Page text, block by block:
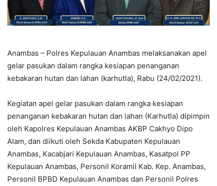
Anambas – Polres Kepulauan Anambas melaksanakan apel
gelar pasukan dalam rangka kesiapan penanganan
kebakaran hutan dan lahan (karhutla), Rabu (24/02/2021).
Kegiatan apel gelar pasukan dalam rangka kesiapan
penanganan kebakaran hutan dan lahan (Karhutla) dipimpin
oleh Kapolres Kepulauan Anambas AKBP Cakhyo Dipo
Alam, dan diikuti oleh Sekda Kabupaten Kepulauan
Anambas, Kacabjari Kepulauan Anambas, Kasatpol PP
Kepulauan Anambas, Personil Koramil Kab. Kep. Anambas,
Personil BPBD Kepulauan Anambas dan Personil Polres